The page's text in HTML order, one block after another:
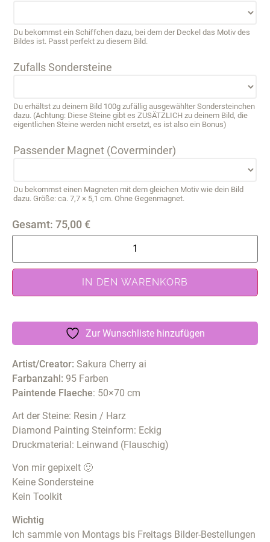
Du bekommst ein Schiffchen dazu, bei dem der Deckel das Motiv des
Bildes ist. Passt perfekt zu diesem Bild.
Zufalls Sondersteine
Du erhältst zu deinem Bild 100g zufällig ausgewählter Sondersteinchen
dazu. (Achtung: Diese Steine gibt es ZUSÄTZLICH zu deinem Bild, die
eigentlichen Steine werden nicht ersetzt, es ist also ein Bonus)
Passender Magnet (Coverminder)
Du bekommst einen Magneten mit dem gleichen Motiv wie dein Bild
dazu. Größe: ca. 7,7 × 5,1 cm. Ohne Gegenmagnet.
Gesamt: 75,00 €
IN DEN WARENKORB
Zur Wunschliste hinzufügen
Artist/Creator: Sakura Cherry ai
Farbanzahl: 95 Farben
Paintende Flaeche: 50×70 cm
Art der Steine: Resin / Harz
Diamond Painting Steinform: Eckig
Druckmaterial: Leinwand (Flauschig)
Von mir gepixelt 🙂
Keine Sondersteine
Kein Toolkit
Wichtig
Ich sammle von Montags bis Freitags Bilder-Bestellungen